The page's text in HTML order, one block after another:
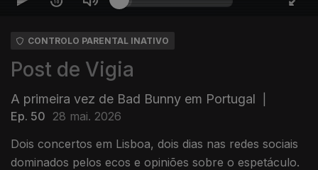
CONTROLO PARENTAL INATIVO
Post de Vigia
A primeira vez de Bad Bunny em Portugal
Ep. 50 28 mai. 2026
Dois concertos em Lisboa, dois dias nas redes sociais
dominados pelos ecos e opiniões sobre o espetáculo.